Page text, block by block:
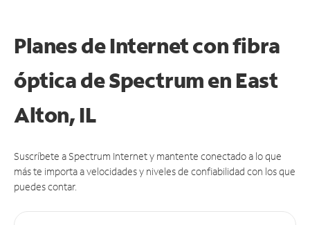
Planes de Internet con fibra
óptica de Spectrum en East
Alton, IL
Suscríbete a Spectrum Internet y mantente conectado a lo que
más te importa a velocidades y niveles de confiabilidad con los que
puedes contar.